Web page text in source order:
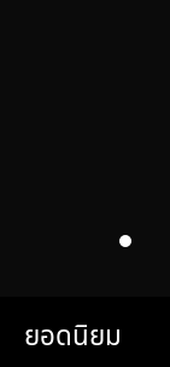
ยอดนิยม